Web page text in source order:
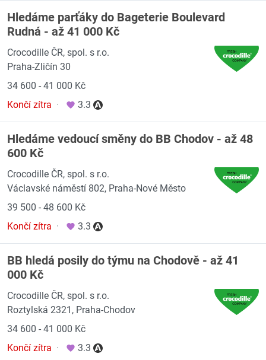
Hledáme parťáky do Bageterie Boulevard
Rudná - až 41 000 Kč
Crocodille ČR, spol. s r.o.
Praha-Zličín 30
34 600 - 41 000 Kč
Končí zítra · 3.3
Hledáme vedoucí směny do BB Chodov - až 48
600 Kč
Crocodille ČR, spol. s r.o.
Václavské náměstí 802, Praha-Nové Město
39 500 - 48 600 Kč
Končí zítra · 3.3
BB hledá posily do týmu na Chodově - až 41
000 Kč
Crocodille ČR, spol. s r.o.
Roztylská 2321, Praha-Chodov
34 600 - 41 000 Kč
Končí zítra · 3.3